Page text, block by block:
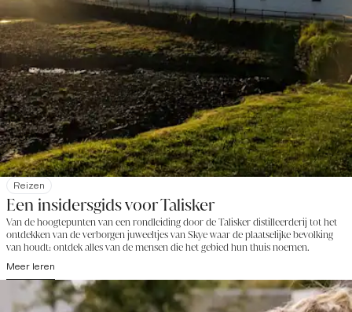
Reizen
Een insidersgids voor Talisker
Van de hoogtepunten van een rondleiding door de Talisker distilleerderij tot het
ontdekken van de verborgen juweeltjes van Skye waar de plaatselijke bevolking
van houdt: ontdek alles van de mensen die het gebied hun thuis noemen.
Meer leren